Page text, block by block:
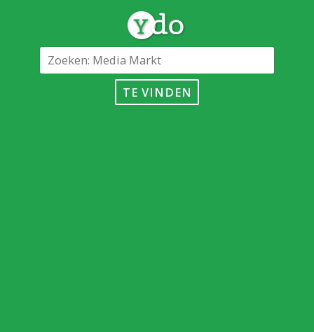
TE VINDEN